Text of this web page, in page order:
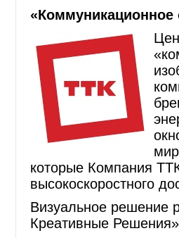
«Коммуникационное
которые Компания
высокоскоростного
Визуальное решение
Креативные